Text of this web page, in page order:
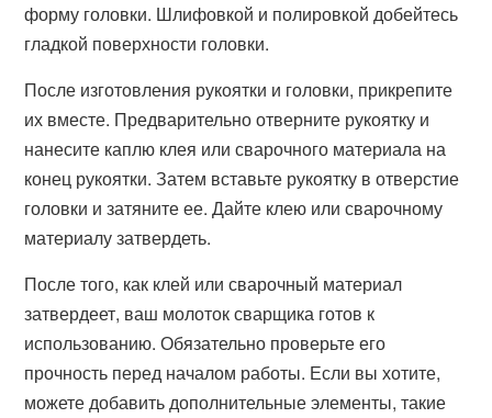
форму головки. Шлифовкой и полировкой добейтесь
гладкой поверхности головки.
После изготовления рукоятки и головки, прикрепите
их вместе. Предварительно отверните рукоятку и
нанесите каплю клея или сварочного материала на
конец рукоятки. Затем вставьте рукоятку в отверстие
головки и затяните ее. Дайте клею или сварочному
материалу затвердеть.
После того, как клей или сварочный материал
затвердеет, ваш молоток сварщика готов к
использованию. Обязательно проверьте его
прочность перед началом работы. Если вы хотите,
можете добавить дополнительные элементы, такие